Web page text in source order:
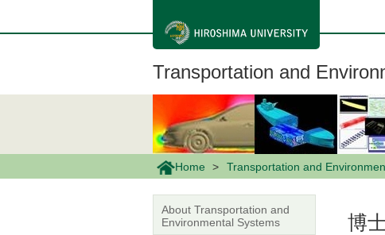
ン
Transportation and
Home Transportation and
博
About Transportation and
Environmental Systems